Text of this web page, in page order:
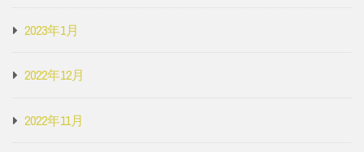
2023年1月
2022年12月
2022年11月